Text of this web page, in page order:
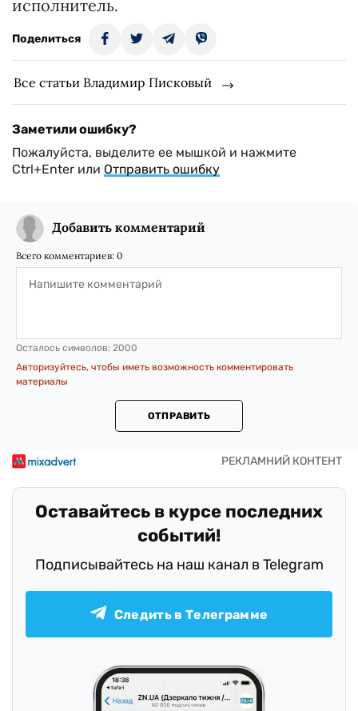
исполнитель.
Поделиться
Все статьи Владимир Писковый
Заметили ошибку?
Пожалуйста, выделите ее мышкой и нажмите
Ctrl+Enter или Отправить ошибку
Добавить комментарий
Всего комментариев: 0
Осталось символов: 2000
Авторизуйтесь, чтобы иметь возможность комментировать
материалы
ОТПРАВИТЬ
Оставайтесь в курсе последних
событий!
Подписывайтесь на наш канал в Telegram
Следить в Телеграмме